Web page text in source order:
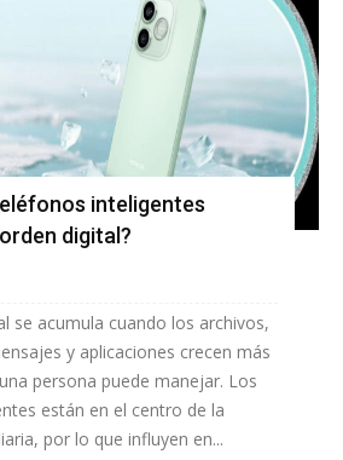
inteligentes
digital?
se acumula cuando los archivos,
y aplicaciones crecen más
persona puede manejar. Los
están en el centro de la
por lo que influyen en...